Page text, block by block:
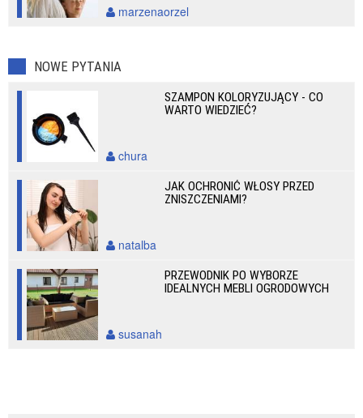
marzenaorzel
NOWE PYTANIA
SZAMPON KOLORYZUJĄCY - CO
WARTO WIEDZIEĆ?
chura
JAK OCHRONIĆ WŁOSY PRZED
ZNISZCZENIAMI?
natalba
PRZEWODNIK PO WYBORZE
IDEALNYCH MEBLI OGRODOWYCH
susanah